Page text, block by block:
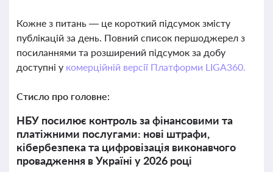
Кожне з питань — це короткий підсумок змісту
публікацій за день. Повний список першоджерел з
посиланнями та розширений підсумок за добу
доступні у комерційній версії Платформи LIGA360.
Стисло про головне:
НБУ посилює контроль за фінансовими та
платіжними послугами: нові штрафи,
кібербезпека та цифровізація виконавчого
провадження в Україні у 2026 році